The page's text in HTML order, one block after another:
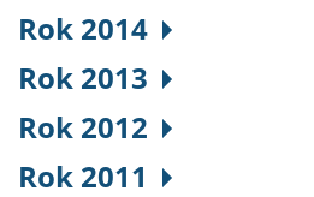
Rok 2014
Rok 2013
Rok 2012
Rok 2011